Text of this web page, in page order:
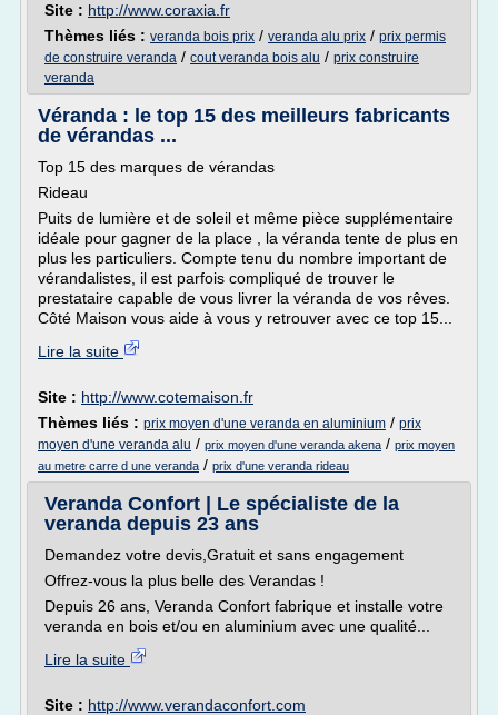
Site : http://www.coraxia.fr
Thèmes liés : veranda bois prix / veranda alu prix / prix permis
de construire veranda / cout veranda bois alu / prix construire
veranda
Véranda : le top 15 des meilleurs fabricants
de vérandas ...
Top 15 des marques de vérandas
Rideau
Puits de lumière et de soleil et même pièce supplémentaire
idéale pour gagner de la place , la véranda tente de plus en
plus les particuliers. Compte tenu du nombre important de
vérandalistes, il est parfois compliqué de trouver le
prestataire capable de vous livrer la véranda de vos rêves.
Côté Maison vous aide à vous y retrouver avec ce top 15...
Lire la suite
Site : http://www.cotemaison.fr
Thèmes liés : prix moyen d'une veranda en aluminium / prix
moyen d'une veranda alu / prix moyen d'une veranda akena / prix moyen
au metre carre d une veranda / prix d'une veranda rideau
Veranda Confort | Le spécialiste de la
veranda depuis 23 ans
Demandez votre devis,Gratuit et sans engagement
Offrez-vous la plus belle des Verandas !
Depuis 26 ans, Veranda Confort fabrique et installe votre
veranda en bois et/ou en aluminium avec une qualité...
Lire la suite
Site : http://www.verandaconfort.com